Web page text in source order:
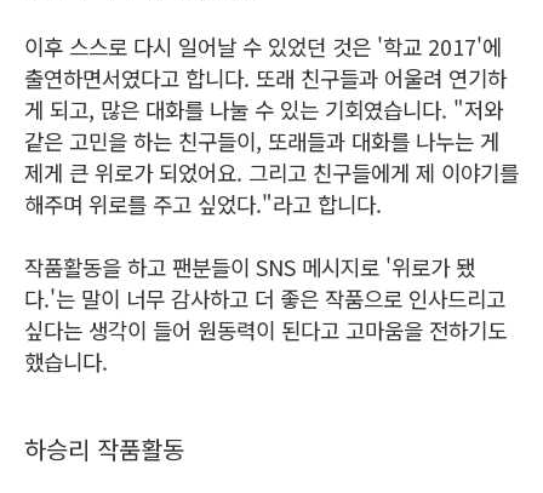
이후 스스로 다시 일어날 수 있었던 것은 '학교 2017'에
출연하면서였다고 합니다. 또래 친구들과 어울려 연기하
게 되고, 많은 대화를 나눌 수 있는 기회였습니다. "저와
같은 고민을 하는 친구들이, 또래들과 대화를 나누는 게
제게 큰 위로가 되었어요. 그리고 친구들에게 제 이야기를
해주며 위로를 주고 싶었다."라고 합니다.
작품활동을 하고 팬분들이 SNS 메시지로 '위로가 됐
다.'는 말이 너무 감사하고 더 좋은 작품으로 인사드리고
싶다는 생각이 들어 원동력이 된다고 고마움을 전하기도
했습니다.
하승리 작품활동